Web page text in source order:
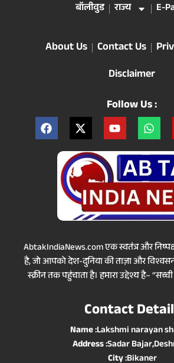
बॉलीवुड
राज्य E-
About Us Contact Us
Disclaimer
Follow Us :
AbtakIndiaNews.com एक स्वतंत्र और निष्पक्ष
है, जो आपको देश-दुनिया की ताज़ा और
स्क्रीन तक पहुंचाता है। हमारा उद्देश्य है–
Contact
Name:Lakshmi narayan
Address:Sadar
City:Bikaner